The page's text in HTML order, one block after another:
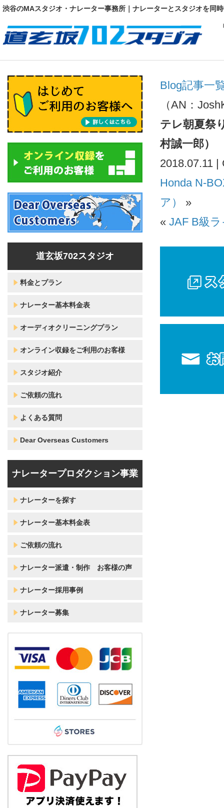
渋谷のMAスタジオ・ナレーター事務所｜ナレーターとスタジオを同
Blog記事一
（AN：
テレ朝夏祭
村誠一郎）
2018.07.11 |
Honda N-
ア）
»
« JAF B級
道玄坂702スタジオ
料金とプラン
ナレーター基本料金表
オーディオクリーニングプラン
オンライン収録をご利用のお客様
スタジオ紹介
ご依頼の流れ
よくある質問
Dear Overseas Customers
ナレータープロダクション事業
ナレーターを探す
ナレーター基本料金表
ご依頼の流れ
ナレーター派遣・制作 お客様の声
ナレーター採用事例
ナレーター募集